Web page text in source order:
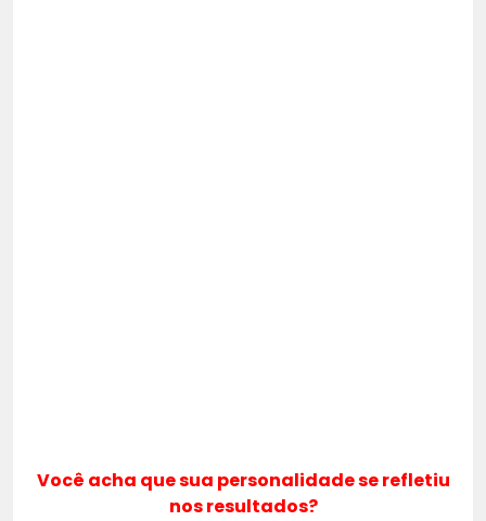
Você acha que sua personalidade se refletiu
nos resultados?